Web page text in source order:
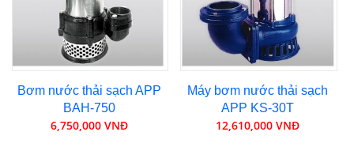
Bơm nước thải sạch APP
BAH-750
6,750,000 VNĐ
Máy bơm nước thải sạch
APP KS-30T
12,610,000 VNĐ